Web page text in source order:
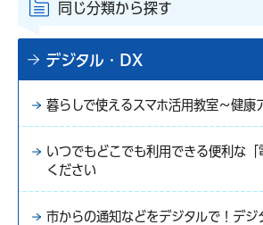
同じ分類から探す
デジタル・DX
暮らしで使えるスマホ活用教室～健康
いつでもどこでも利用できる便利な「
ください
市からの通知などをデジタルで！デジ